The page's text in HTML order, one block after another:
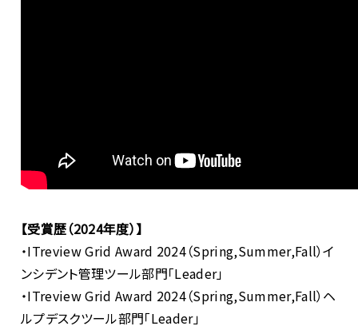
【受賞歴（2024年度）】
・ITreview Grid Award 2024（Spring,Summer,Fall）イ
ンシデント管理ツール部門「Leader」
・ITreview Grid Award 2024（Spring,Summer,Fall）ヘ
ルプデスクツール部門「Leader」